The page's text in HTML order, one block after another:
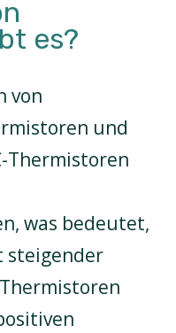
es?
von
und
Thermistoren
was bedeutet,
steigender